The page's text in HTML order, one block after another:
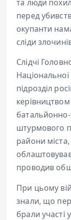
та люди
перед
окупанти
сліди
Слідчі
підрозділ
батальйонно-
штурмового
райони
проводив
При цьому
знали, що
брали участі